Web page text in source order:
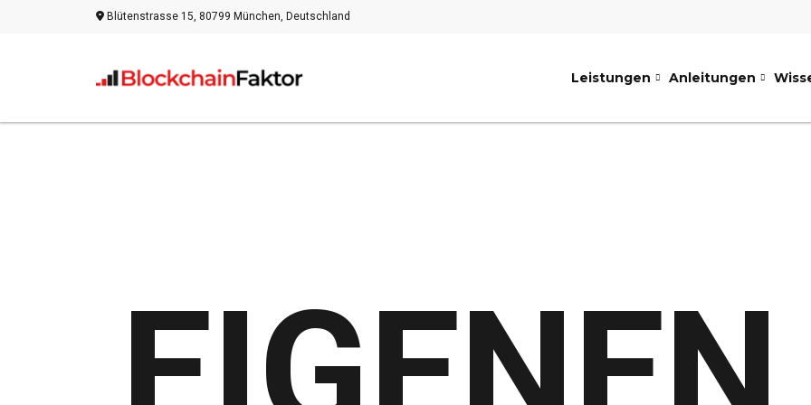
Blütenstrasse 15, 80799 München, Deutschland
Leistungen Anleitungen